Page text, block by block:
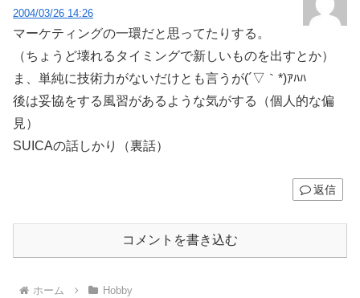
2004/03/26 14:26
マーケティングの一環だと思ってたりする。
（ちょうど壊れるタイミングで新しいものを出すとか）
ま、単純に技術力がないだけとも言うが(´▽｀*)ｱﾊﾊ
後は妥協をする風習があるような気がする（個人的な偏
見）
SUICAの話しかり（裏話）
返信
コメントを書き込む
ホーム Hobby